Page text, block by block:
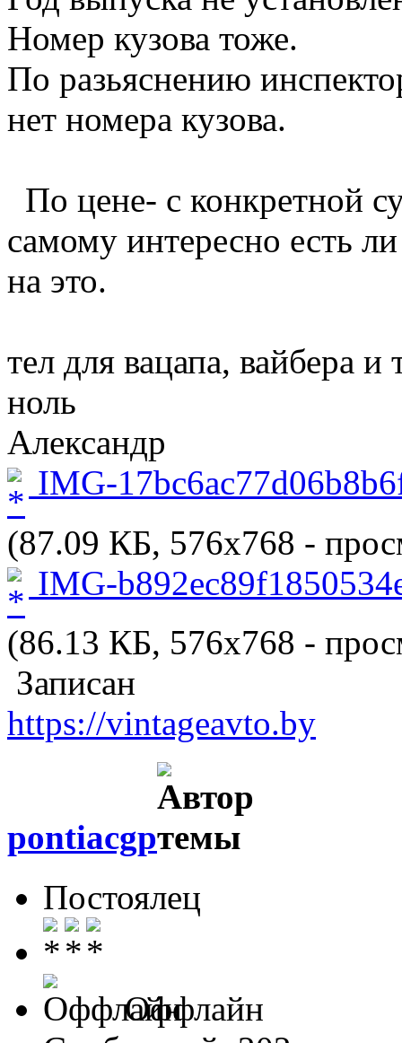
Номер кузова тоже.
По разьяснению
нет номера кузова.
По цене- с конкретной
самому интересно есть
на это.
тел для вацапа, вайбера
ноль
Александр
IMG-
(87.09 КБ, 576x768 -
IMG-
(86.13 КБ, 576x768 -
Записан
https://vintageavto.by
pontiacgp
Постоялец
Оффлайн